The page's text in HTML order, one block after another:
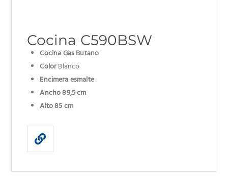
Cocina C590BSW
Cocina Gas Butano
ColorBlanco
Encimera esmalte
Ancho 89,5 cm
Alto 85 cm